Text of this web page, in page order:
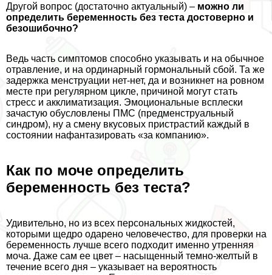
Другой вопрос (достаточно актуальный) – можно ли
определить беременность без теста достоверно и
безошибочно?
Ведь часть симптомов способно указывать и на обычное
отравление, и на ординарный гормональный сбой. Та же
задержка мeнcтpуации нет-нет, да и возникнет на ровном
месте при регулярном цикле, причиной могут стать
стресс и акклиматизация. Эмоциональные всплески
зачастую обусловлены ПМС (предмeнcтpуальный
синдром), ну а смену вкусовых пристрастий каждый в
состоянии нафантазировать «за компанию».
Как по моче определить
беременность без теста?
Удивительно, но из всех персональных жидкостей,
которыми щедро одарено человечество, для проверки на
беременность лучше всего подходит именно утренняя
моча. Даже сам ее цвет – насыщенный темно-желтый в
течение всего дня – указывает на вероятность